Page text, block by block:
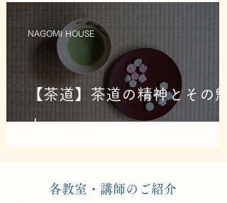
【茶道】茶道の精神とその魅
力
NAGOMI HOUSE
​各教室・講師のご紹介​​